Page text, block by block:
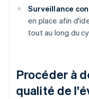
Surveillance
en place afin
tout au long du
Procéder à
qualité de